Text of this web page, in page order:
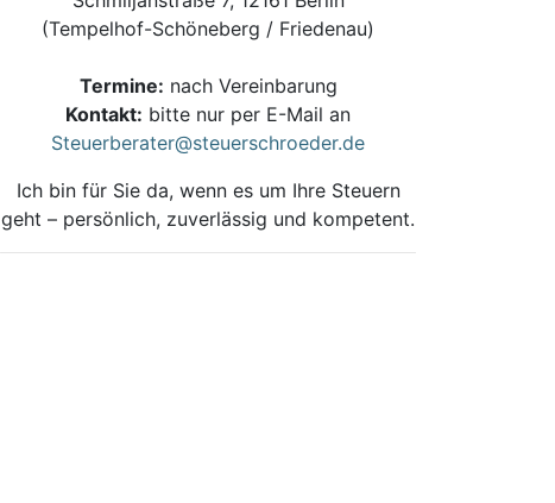
(Tempelhof-Schöneberg / Friedenau)
Termine: nach Vereinbarung
Kontakt: bitte nur per E-Mail an
Steuerberater@steuerschroeder.de
Ich bin für Sie da, wenn es um Ihre Steuern
geht – persönlich, zuverlässig und kompetent.